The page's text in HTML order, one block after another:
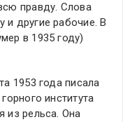
правду. Слова
и другие рабочие. В
в 1935 году)
1953 года писала
института
из рельса. Она